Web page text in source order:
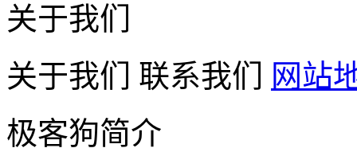
关于我们
关于我们 联系我们 网站
极客狗简介